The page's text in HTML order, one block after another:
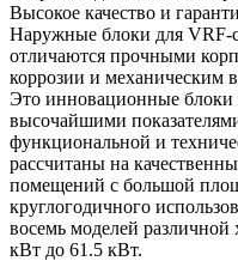
Высокое качество и
Наружные блоки для
отличаются прочными
коррозии и механическим
Это инновационные блоки
высочайшими
функциональной и
рассчитаны на
помещений с большой
круглогодичного
восемь моделей различной
кВт до 61.5 кВт.